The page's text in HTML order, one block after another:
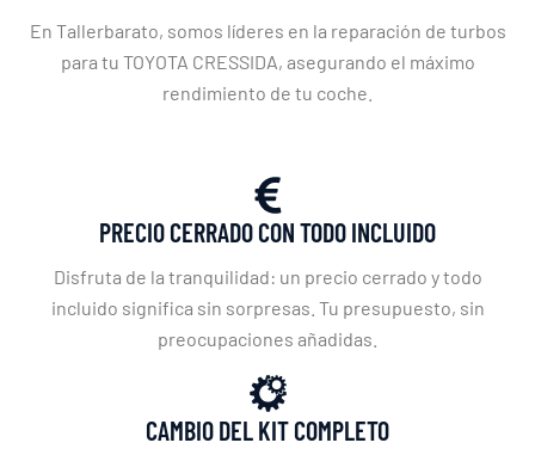
En Tallerbarato, somos líderes en la reparación de turbos
para tu TOYOTA CRESSIDA, asegurando el máximo
rendimiento de tu coche.
PRECIO CERRADO CON TODO INCLUIDO
Disfruta de la tranquilidad: un precio cerrado y todo
incluido significa sin sorpresas. Tu presupuesto, sin
preocupaciones añadidas.
CAMBIO DEL KIT COMPLETO